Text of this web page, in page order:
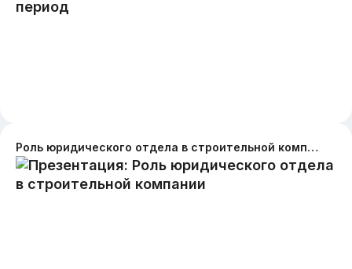
Роль юридического отдела в строительной компании